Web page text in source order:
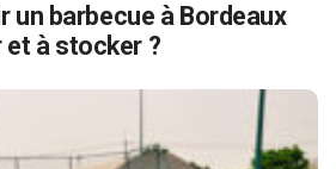
un barbecue à Bordeaux
et à stocker ?